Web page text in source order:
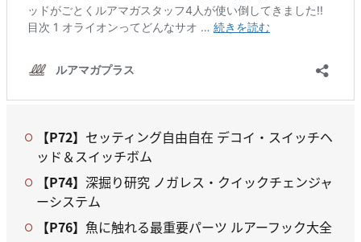
【P72】 セッティング自由自在 デコイ・スイッチヘ
ッド＆スイッチボム
【P74】 深掘り研究 ノガレス・クイックチェンジャ
ーシステム
【P76】 魚に触れる最重要パーツ ルアーフック大全